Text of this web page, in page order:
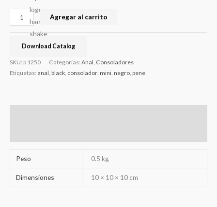
Agregar al carrito
Download Catalog
SKU: p 1250 Categorías: Anal, Consoladores
Etiquetas: anal, black, consolador, mini, negro, pene
Peso 0.5 kg
Dimensiones 10 × 10 × 10 cm